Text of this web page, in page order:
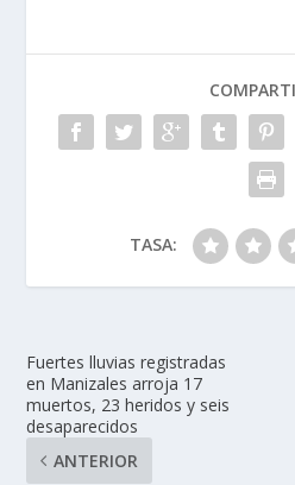
TASA:
Fuertes lluvias registradas
en Manizales arroja 17
muertos, 23 heridos y seis
desaparecidos
ANTERIOR